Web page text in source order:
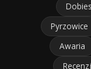
Pyrzowice
Awaria